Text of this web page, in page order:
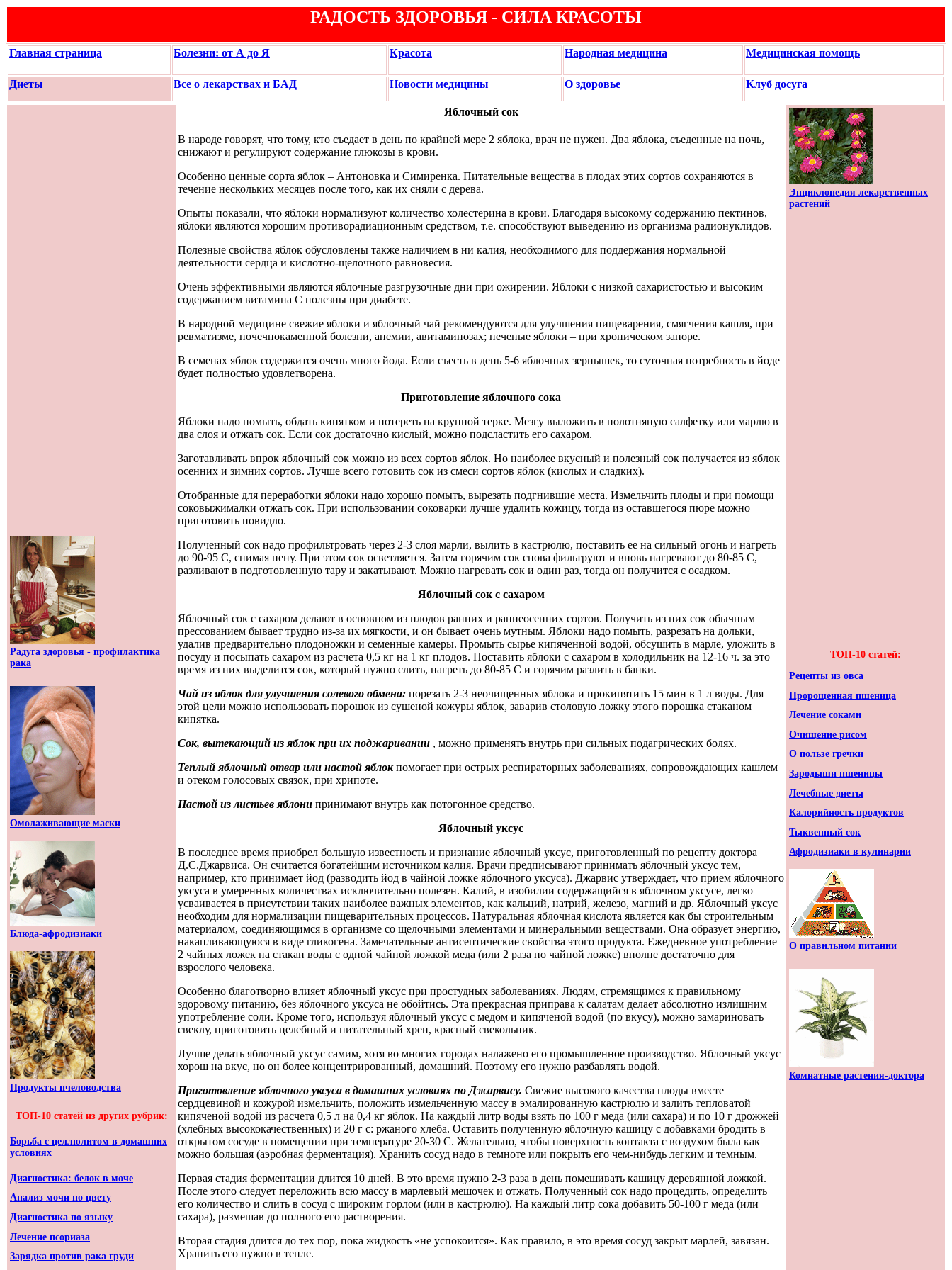
РАДОСТЬ ЗДОРОВЬЯ - СИЛА КРАСОТЫ
Главная страница Болезни: от А до Я Красота Народная медицина Медицинская помощь
Диеты Все о лекарствах и БАД Новости медицины О здоровье Клуб досуга
Радуга здоровья - профилактика
рака
Омолаживающие маски
Блюда-афродизиаки
Продукты пчеловодства
ТОП-10 статей из других рубрик:
Борьба с целлюлитом в домашних
условиях
Диагностика: белок в моче
Анализ мочи по цвету
Диагностика по языку
Лечение псориаза
Зарядка против рака груди
Яблочныйсок
В народе говорят, что тому, кто съедает в день по крайней мере 2 яблока, врач не нужен. Два яблока, съеденные на ночь,
снижают и регулируют содержание глюкозы в крови.
Особенно ценные сорта яблок – Антоновка и Симиренка. Питательные вещества в плодах этих сортов сохраняются в
течение нескольких месяцев после того, как их сняли с дерева.
Опыты показали, что яблоки нормализуют количество холестерина в крови. Благодаря высокому содержанию пектинов,
яблоки являются хорошим противорадиационным средством, т.е. способствуют выведению из организма радионуклидов.
Полезные свойства яблок обусловлены также наличием в ни калия, необходимого для поддержания нормальной
деятельности сердца и кислотно-щелочного равновесия.
Очень эффективными являются яблочные разгрузочные дни при ожирении. Яблоки с низкой сахаристостью и высоким
содержанием витамина С полезны при диабете.
В народной медицине свежие яблоки и яблочный чaй рекомендуются для улучшения пищеварения, смягчения кашля, при
ревматизме, почечнокаменной болезни, анемии, авитаминозах; печеные яблоки – при хроническом запоре.
В семенах яблок содержится очень много йода. Если съесть в день 5-6 яблочных зернышек, то cyтoчная потребность в йоде
будет полностью удовлетворена.
Приготовление яблочного сока
Яблоки надо помыть, обдать кипятком и потереть на крупной терке. Мезгу выложить в полотняную салфетку или марлю в
два слоя и отжать сок. Если сок достаточно кислый, можно подсластить его сахаром.
Заготавливать впрок яблочный сок можно из всех сортов яблок. Но наиболее вкусный и полезный сок получается из яблок
осенних и зимних сортов. Лучше всего готовить сок из смеси сортов яблок (кислых и сладких).
Отобранные для переработки яблоки надо хорошо помыть, вырезать подгнившие места. Измельчить плоды и при помощи
соковыжималки отжать сок. При использовании соковарки лучше удалить кожицу, тогда из оставшегося пюре можно
приготовить повидло.
Полученный сок надо профильтровать через 2-3 слоя марли, вылить в кастрюлю, поставить ее на сильный огонь и нагреть
до 90-95 С, снимая пену. При этом сок осветляется. Затем горячим сок снова фильтруют и вновь нагревают до 80-85 С,
разливают в подготовленную тару и закатывают. Можно нагревать сок и один раз, тогда он получится с осадком.
Яблочный сок с сахаром
Яблочный сок с сахаром делают в основном из плодов ранних и раннеосенних сортов. Получить из них сок обычным
прессованием бывает трудно из-за их мягкости, и он бывает очень мутным. Яблоки надо помыть, разрезать на дольки,
удалив предварительно плодоножки и семенные камеры. Промыть сырье кипяченной водой, обсушить в марле, уложить в
посуду и посыпать сахаром из расчета 0,5 кг на 1 кг плодов. Поставить яблоки с сахаром в холодильник на 12-16 ч. за это
время из них выделится сок, который нужно слить, нагреть до 80-85 С и горячим разлить в банки.
Чай из яблок для улучшения солевого обмена: порезать 2-3 неочищенных яблока и прокипятить 15 мин в 1 л воды. Для
этой цели можно использовать порошок из сушеной кожуры яблок, заварив столовую ложку этого порошка стаканом
кипятка.
Сок, вытекающий из яблок при их поджаривании , можно применять внутрь при сильных подагрических болях.
Теплый яблочный отвар или настой яблокпомогает при острых респираторных заболеваниях, сопровождающих кашлем
и отеком голосовых связок, при хрипоте.
Настой из листьев яблони принимают внутрь как потогонное средство.
Яблочный уксус
В последнее время приобрел большую известность и признание яблочный уксус, приготовленный по рецепту доктора
Д.С.Джарвиса. Он считается богатейшим источником калия. Врачи предписывают принимать яблочный уксус тем,
например, кто принимает йод (разводить йод в чайной ложке яблочного уксуса). Джарвис утверждает, что прием яблочного
уксуса в умеренных количествах исключительно полезен. Калий, в изобилии содержащийся в яблочном уксусе, легко
усваивается в присутствии таких наиболее важных элементов, как кальций, натрий, железо, магний и др. Яблочный уксус
необходим для нормализации пищеварительных процессов. Натуральная яблочная кислота является как бы строительным
материалом, соединяющимся в организме со щелочными элементами и минеральными веществами. Она образует энергию,
накапливающуюся в виде гликогена. Замечательные антисептические свойства этого продукта. Ежедневное употребление
2 чайных ложек на стакан воды с одной чайной ложкой меда (или 2 раза по чайной ложке) вполне достаточно для
взрослого человека.
Особенно благотворно влияет яблочный уксус при простудных заболеваниях. Людям, стремящимся к правильному
здоровому питанию, без яблочного уксуса не обойтись. Эта прекрасная приправа к салатам делает абсолютно излишним
употребление соли. Кроме того, используя яблочный уксус с медом и кипяченой водой (по вкусу), можно замариновать
свеклу, приготовить целебный и питательный хрен, красный свекольник.
Лучше делать яблочный уксус самим, хотя во многих городах налажено его промышленное производство. Яблочный уксус
хорош на вкус, но он более концентрированный, домашний. Поэтому его нужно разбавлять водой.
Приготовление яблочного уксуса в домашних условиях по Джарвису. Свежие высокого качества плоды вместе
сердцевиной и кожурой измельчить, положить измельченную массу в эмалированную кастрюлю и залить тепловатой
кипяченой водой из расчета 0,5 л на 0,4 кг яблок. На каждый литр воды взять по 100 г меда (или сахара) и по 10 г дрожжей
(хлебных высококачественных) и 20 г с: ржаного хлеба. Оставить полученную яблочную кашицу с добавками бродить в
открытом сосуде в помещении при температуре 20-30 С. Желательно, чтобы поверхность контакта с воздухом была как
можно большая (аэробная ферментация). Хранить сосуд надо в темноте или покрыть его чем-нибудь легким и темным.
Первая стадия ферментации длится 10 дней. В это время нужно 2-3 раза в день помешивать кашицу деревянной ложкой.
После этого следует переложить всю массу в марлевый мешочек и отжать. Полученный сок надо процедить, определить
его количество и слить в сосуд с широким горлом (или в кастрюлю). На каждый литр сока добавить 50-100 г меда (или
сахара), размешав до полного его растворения.
Вторая стадия длится до тех пор, пока жидкость «не успокоится». Как правило, в это время сосуд закрыт марлей, завязан.
Хранить его нужно в тепле.
Энциклопедия лекарственных
растений
ТОП-10 статей:
Рецепты из овса
Пророщенная пшеница
Лечение соками
Очищение рисом
О пользе гречки
Зародыши пшеницы
Лечебные диеты
Калорийность продуктов
Тыквенный сок
Афродизиаки в кулинарии
О правильном питании
Комнатные растения-доктора